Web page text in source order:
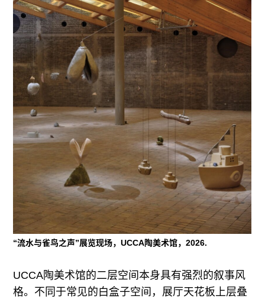
“流水与雀鸟之声”展览现场，UCCA陶美术馆，2026.
UCCA陶美术馆的二层空间本身具有强烈的叙事风
格。不同于常见的白盒子空间，展厅天花板上层叠